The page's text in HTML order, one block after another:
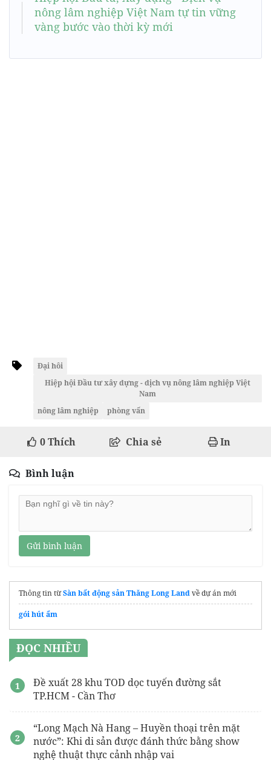
nông lâm nghiệp Việt Nam tự tin vững
vàng bước vào thời kỳ mới
Đại hôi
Hiệp hội Đầu tư xây dựng - dịch vụ nông lâm nghiệp Việt
Nam
nông lâm nghiệp
phòng vấn
0Thích Chia sẻ In
Bình luận
Gửi bình luận
Thông tin từSàn bất động sản Thăng Long Landvề dự án mới
gói hút ẩm
ĐỌC NHIỀU
Đề xuất 28 khu TOD dọc tuyến đường sắt
TP.HCM - Cần Thơ
“Long Mạch Nà Hang – Huyền thoại trên mặt
nước”: Khi di sản được đánh thức bằng show
nghệ thuật thực cảnh nhập vai